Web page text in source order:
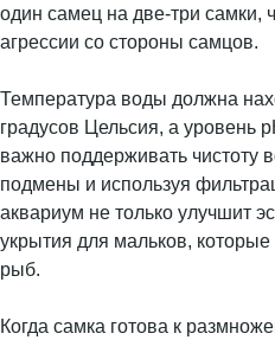
один самец на две-три самки,
агрессии со стороны самцов.
Температура воды должна
градусов Цельсия, а уровень
важно поддерживать чистоту
подмены и используя
аквариум не только улучшит
укрытия для мальков, которые
рыб.
Когда самка готова к